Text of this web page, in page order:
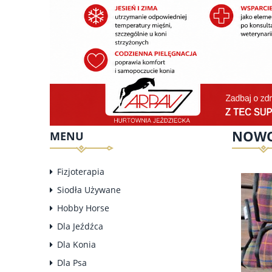
MENU
Fizjoterapia
Siodła Używane
Hobby Horse
Dla Jeźdźca
Dla Konia
Dla Psa